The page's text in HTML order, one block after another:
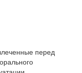
перед